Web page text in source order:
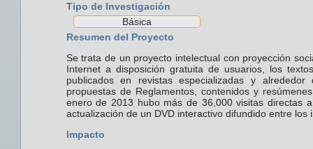
Tipo de Investigación
Básica
Resumen del Proyecto
Se trata de un proyecto intelectual con proyección
Internet a disposición gratuita de usuarios, los
publicados en revistas especializadas y
propuestas de Reglamentos, contenidos y
enero de 2013 hubo más de 36,000 visitas directas
actualización de un DVD interactivo difundido entre
Impacto